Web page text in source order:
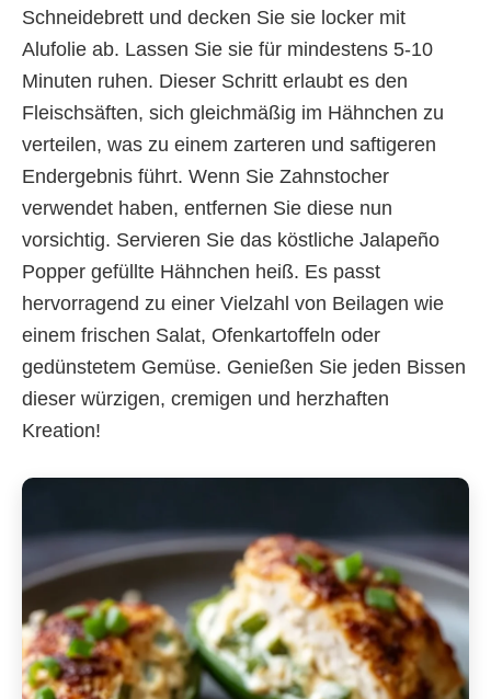
Schneidebrett und decken Sie sie locker mit
Alufolie ab. Lassen Sie sie für mindestens 5-10
Minuten ruhen. Dieser Schritt erlaubt es den
Fleischsäften, sich gleichmäßig im Hähnchen zu
verteilen, was zu einem zarteren und saftigeren
Endergebnis führt. Wenn Sie Zahnstocher
verwendet haben, entfernen Sie diese nun
vorsichtig. Servieren Sie das köstliche Jalapeño
Popper gefüllte Hähnchen heiß. Es passt
hervorragend zu einer Vielzahl von Beilagen wie
einem frischen Salat, Ofenkartoffeln oder
gedünstetem Gemüse. Genießen Sie jeden Bissen
dieser würzigen, cremigen und herzhaften
Kreation!